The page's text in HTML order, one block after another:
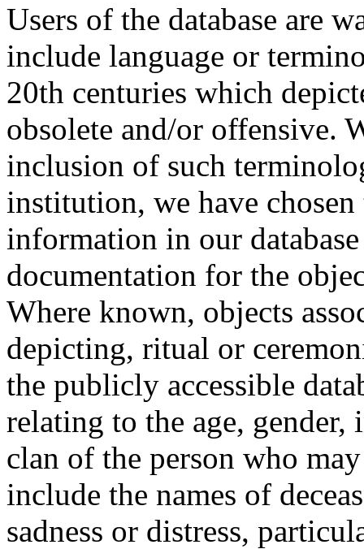
Users of the database are
include language or
20th centuries which
obsolete and/or offensive.
inclusion of such
institution, we have
information in our
documentation for the
Where known, objects
depicting, ritual or
the publicly accessible
relating to the age,
clan of the person who
include the names of
sadness or distress,